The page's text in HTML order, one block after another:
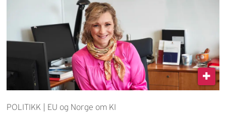
POLITIKK | EU og Norge om KI